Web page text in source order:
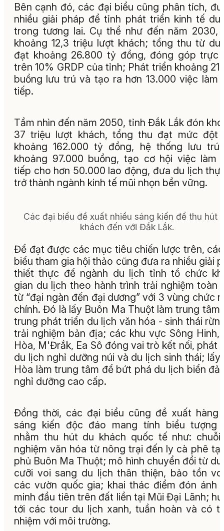
Bên cạnh đó, các đại biểu cũng phân tích,
nhiều giải pháp để tỉnh phát triển kinh tế du
trong tương lai. Cụ thể như đến năm 2030,
khoảng 12,3 triệu lượt khách; tổng thu từ du
đạt khoảng 26.800 tỷ đồng, đóng góp trực
trên 10% GRDP của tỉnh; Phát triển khoảng
buồng lưu trú và tạo ra hơn 13.000 việc làm
tiếp.
Tầm nhìn đến năm 2050, tỉnh Đắk Lắk đón
37 triệu lượt khách, tổng thu đạt mức đột
khoảng 162.000 tỷ đồng, hệ thống lưu trú
khoảng 97.000 buồng, tạo cơ hội việc làm
tiếp cho hơn 50.000 lao động, đưa du lịch
trở thành ngành kinh tế mũi nhọn bền vững.
Các đại biểu đề xuất nhiều sáng kiến để thu hút
khách đến với Đắk Lắk.
Để đạt được các mục tiêu chiến lược trên,
biểu tham gia hội thảo cũng đưa ra nhiều giải
thiết thực để ngành du lịch tỉnh tổ chức
gian du lịch theo hành trình trải nghiệm toàn
từ “đại ngàn đến đại dương” với 3 vùng chức
chính. Đó là lấy Buôn Ma Thuột làm trung
trung phát triển du lịch văn hóa - sinh thái
trải nghiệm bản địa; các khu vực Sông Hinh,
Hòa, M'Đrắk, Ea Sô đóng vai trò kết nối, phát
du lịch nghỉ dưỡng núi và du lịch sinh thái; lấy
Hòa làm trung tâm để bứt phá du lịch biển
nghỉ dưỡng cao cấp.
Đồng thời, các đại biểu cũng đề xuất hàng
sáng kiến độc đáo mang tính biểu tượng
nhằm thu hút du khách quốc tế như: chuỗi
nghiệm văn hóa từ nông trại đến ly cà phê
phủ Buôn Ma Thuột; mô hình chuyển đổi từ
cưỡi voi sang du lịch thân thiện, bảo tồn
các vườn quốc gia; khai thác điểm đón ánh
minh đầu tiên trên đất liền tại Mũi Đại Lãnh;
tới các tour du lịch xanh, tuần hoàn và có
nhiệm với môi trường.